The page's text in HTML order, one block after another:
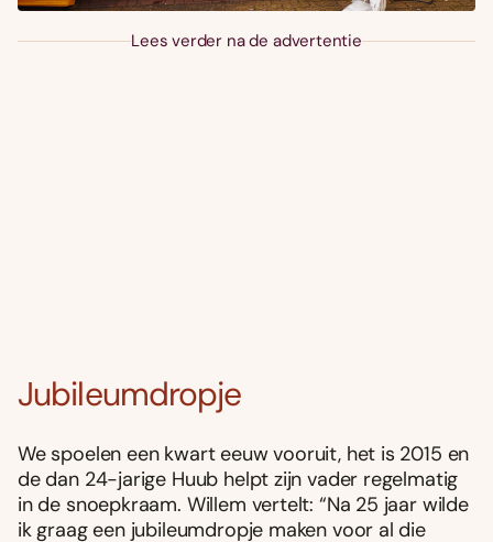
Lees verder na de advertentie
Jubileumdropje
We spoelen een kwart eeuw vooruit, het is 2015 en
de dan 24-jarige Huub helpt zijn vader regelmatig
in de snoepkraam. Willem vertelt: “Na 25 jaar wilde
ik graag een jubileumdropje maken voor al die